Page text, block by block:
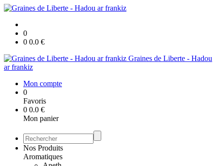
0
0 0.0 €
Graines de Liberte - Hadou
ar frankiz
Mon compte
0
Favoris
0 0.0 €
Mon panier
Nos Produits
Aromatiques